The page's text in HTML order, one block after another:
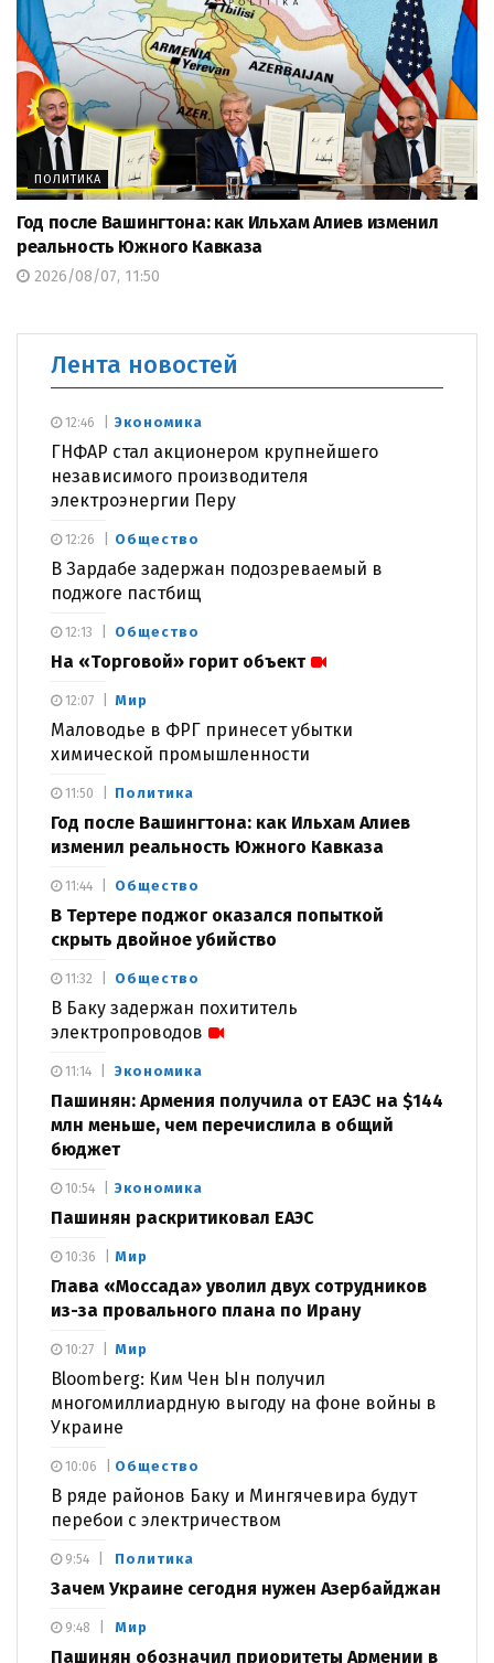
ПОЛИТИКА
Год после Вашингтона: как Ильхам Алиев изменил
реальность Южного Кавказа
2026/08/07, 11:50
Лента новостей
Экономика
ГНФАР стал акционером крупнейшего
независимого производителя
электроэнергии Перу
12:46
Общество
В Зардабе задержан подозреваемый в
поджоге пастбищ
12:26
Общество
На «Торговой» горит объект
12:13
Мир
Маловодье в ФРГ принесет убытки
химической промышленности
12:07
Политика
Год после Вашингтона: как Ильхам Алиев
изменил реальность Южного Кавказа
11:50
Общество
В Тертере поджог оказался попыткой
скрыть двойное убийство
11:44
Общество
В Баку задержан похититель
электропроводов
11:32
Экономика
Пашинян: Армения получила от ЕАЭС на $144
млн меньше, чем перечислила в общий
бюджет
11:14
Экономика
Пашинян раскритиковал ЕАЭС
10:54
Мир
Глава «Моссада» уволил двух сотрудников
из-за провального плана по Ирану
10:36
Мир
Bloomberg: Ким Чен Ын получил
многомиллиардную выгоду на фоне войны в
Украине
10:27
Общество
В ряде районов Баку и Мингячевира будут
перебои с электричеством
10:06
Политика
Зачем Украине сегодня нужен Азербайджан
9:54
Мир
Пашинян обозначил приоритеты Армении в
9:48